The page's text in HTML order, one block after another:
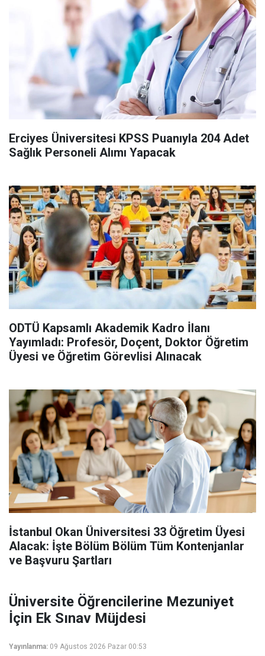
Erciyes Üniversitesi KPSS Puanıyla 204 Adet
Sağlık Personeli Alımı Yapacak
ODTÜ Kapsamlı Akademik Kadro İlanı
Yayımladı: Profesör, Doçent, Doktor Öğretim
Üyesi ve Öğretim Görevlisi Alınacak
İstanbul Okan Üniversitesi 33 Öğretim Üyesi
Alacak: İşte Bölüm Bölüm Tüm Kontenjanlar
ve Başvuru Şartları
Üniversite Öğrencilerine Mezuniyet
İçin Ek Sınav Müjdesi
Yayınlanma: 09 Ağustos 2026 Pazar 00:53